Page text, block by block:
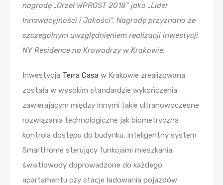
nagrodę „Orzeł WPROST 2018” jako „Lider
Innowacyjności i Jakości”. Nagrodę przyznano ze
szczególnym uwzględnieniem realizacji inwestycji
NY Residence na Krowodrzy w Krakowie.
Inwestycja Terra Casa w Krakowie zrealizowana
została w wysokim standardzie wykończenia
zawierającym między innymi takie ultranowoczesne
rozwiązania technologiczne jak biometryczna
kontrola dostępu do budynku, inteligentny system
SmartHome sterujący funkcjami mieszkania,
światłowody doprowadzone do każdego
apartamentu czy stacje ładowania pojazdów